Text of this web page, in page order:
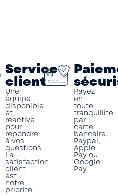
Service
client
Une
équipe
disponible
et
réactive
pour
répondre
à vos
questions.
La
satisfaction
client
est
notre
priorité.
Payez
en
toute
tranquillité
par
carte
bancaire,
Paypal,
Apple
Pay ou
Google
Pay.